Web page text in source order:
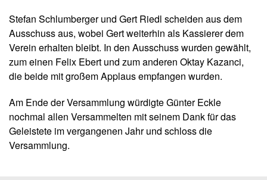
Stefan Schlumberger und Gert Riedl scheiden aus dem
Ausschuss aus, wobei Gert weiterhin als Kassierer dem
Verein erhalten bleibt. In den Ausschuss wurden gewählt,
zum einen Felix Ebert und zum anderen Oktay Kazanci,
die beide mit großem Applaus empfangen wurden.
Am Ende der Versammlung würdigte Günter Eckle
nochmal allen Versammelten mit seinem Dank für das
Geleistete im vergangenen Jahr und schloss die
Versammlung.